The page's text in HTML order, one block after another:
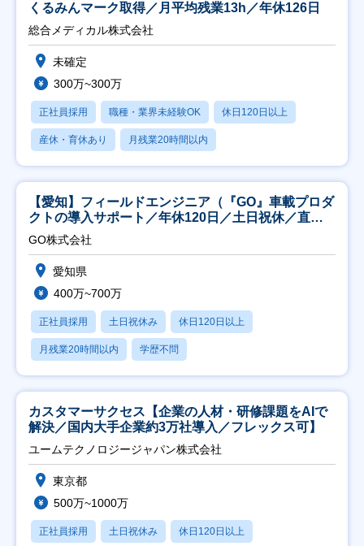
くるみんマーク取得／月平均残業13h／年休126日
総合メディカル株式会社
未確定
300万~300万
正社員採用 職種・業界未経験OK 休日120日以上
産休・育休あり 月残業20時間以内
【愛知】フィールドエンジニア（『GO』車載プロダ
クトの導入サポート／年休120日／土日祝休／直行
直帰
GO株式会社
愛知県
400万~700万
正社員採用 土日祝休み 休日120日以上
月残業20時間以内 学歴不問
カスタマーサクセス【企業の人材・研修課題をAIで
解決／国内大手企業約3万社導入／フレックス可】
ユームテクノロジージャパン株式会社
東京都
500万~1000万
正社員採用 土日祝休み 休日120日以上